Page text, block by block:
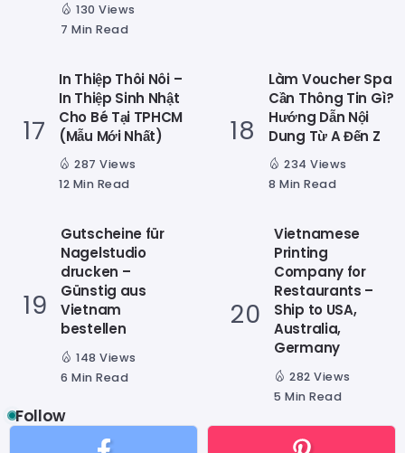
130 Views
7 Min Read
In Thiệp Thôi Nôi –
In Thiệp Sinh Nhật
Cho Bé Tại TPHCM
(Mẫu Mới Nhất)
287 Views
12 Min Read
Làm Voucher Spa
Cần Thông Tin Gì?
Hướng Dẫn Nội
Dung Từ A Đến Z
234 Views
8 Min Read
Gutscheine für
Nagelstudio
drucken –
Günstig aus
Vietnam
bestellen
148 Views
6 Min Read
Vietnamese
Printing
Company for
Restaurants –
Ship to USA,
Australia,
Germany
282 Views
5 Min Read
Follow